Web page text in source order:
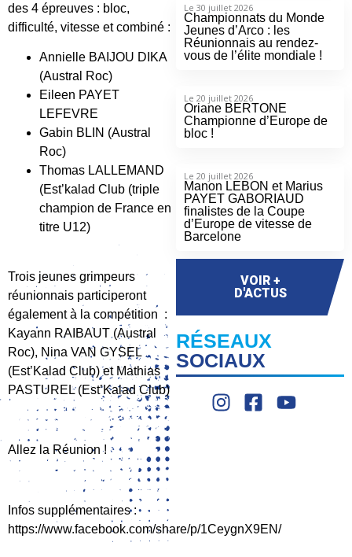
des 4 épreuves : bloc,
difficulté, vitesse et combiné :
Annielle BAIJOU DIKA
(Austral Roc)
Eileen PAYET
LEFEVRE
Gabin BLIN (Austral
Roc)
Thomas LALLEMAND
(Est’kalad Club (triple
champion de France en
titre U12)
Trois jeunes grimpeurs
réunionnais participeront
également à la compétition :
Kayann RAIBAUT (Austral
Roc), Nina VAN GYSEL
(Est’Kalad Club) et Mathias
PASTUREL (Est’Kalad Club)
Allez la Réunion !
Infos supplémentaires :
https://www.facebook.com/share/p/1CeygnX9EN/
Le 30 juillet 2026
Championnats du Monde
Jeunes d’Arco : les
Réunionnais au rendez-
vous de l’élite mondiale !
Le 20 juillet 2026
Oriane BERTONE
Championne d’Europe de
bloc !
Le 20 juillet 2026
Manon LEBON et Marius
PAYET GABORIAUD
finalistes de la Coupe
d’Europe de vitesse de
Barcelone
VOIR +
D'ACTUS
RÉSEAUX
SOCIAUX